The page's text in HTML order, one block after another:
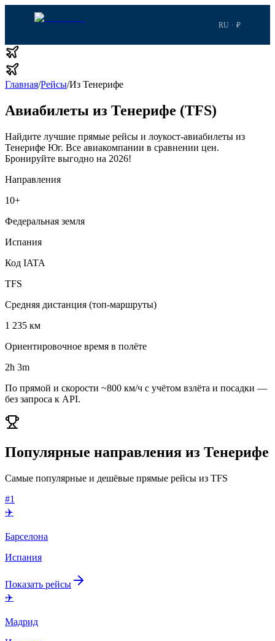
RU · ₽
Главная/Рейсы/Из Тенерифе
Авиабилеты из Тенерифе (TFS)
Найдите лучшие прямые рейсы и лоукост-авиабилеты из
Тенерифе Юг. Все авиакомпании в сравнении цен.
Бронируйте выгодно на 2026!
Направления
10+
Федеральная земля
Испания
Код IATA
TFS
Средняя дистанция (топ-маршруты)
1 235 км
Ориентировочное время в полёте
2h 3m
По прямой и скорости ~800 км/ч с учётом взлёта и посадки —
без запроса к API.
Популярные направления из Тенерифе
Самые популярные и дешёвые прямые рейсы из TFS
#1
✈️
Барселона
Испания
Показать рейсы
✈️
Мадрид